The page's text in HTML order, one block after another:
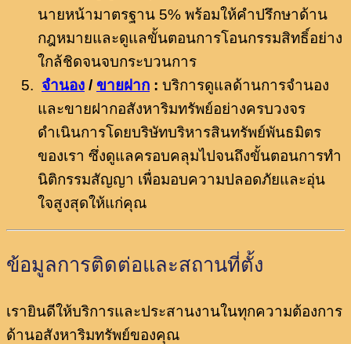
นายหน้ามาตรฐาน 5% พร้อมให้คำปรึกษาด้าน
กฎหมายและดูแลขั้นตอนการโอนกรรมสิทธิ์อย่าง
ใกล้ชิดจนจบกระบวนการ
จำนอง / ขายฝาก : บริการดูแลด้านการจำนอง
และขายฝากอสังหาริมทรัพย์อย่างครบวงจร
ดำเนินการโดยบริษัทบริหารสินทรัพย์พันธมิตร
ของเรา ซึ่งดูแลครอบคลุมไปจนถึงขั้นตอนการทำ
นิติกรรมสัญญา เพื่อมอบความปลอดภัยและอุ่น
ใจสูงสุดให้แก่คุณ
ข้อมูลการติดต่อและสถานที่ตั้ง
เรายินดีให้บริการและประสานงานในทุกความต้องการ
ด้านอสังหาริมทรัพย์ของคุณ